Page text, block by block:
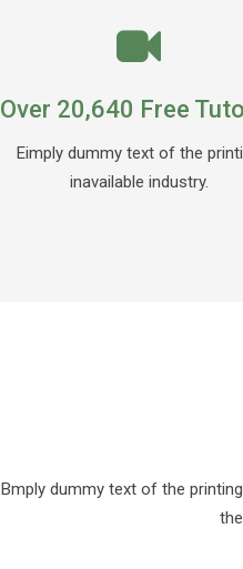
Over 20,640 Free
Eimply dummy text of the
inavailable industry.
Bmply dummy text of the